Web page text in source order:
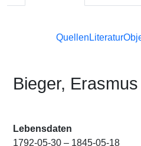
Quellen Literatur
Bieger, Erasmus
Lebensdaten
1792-05-30 – 1845-05-18